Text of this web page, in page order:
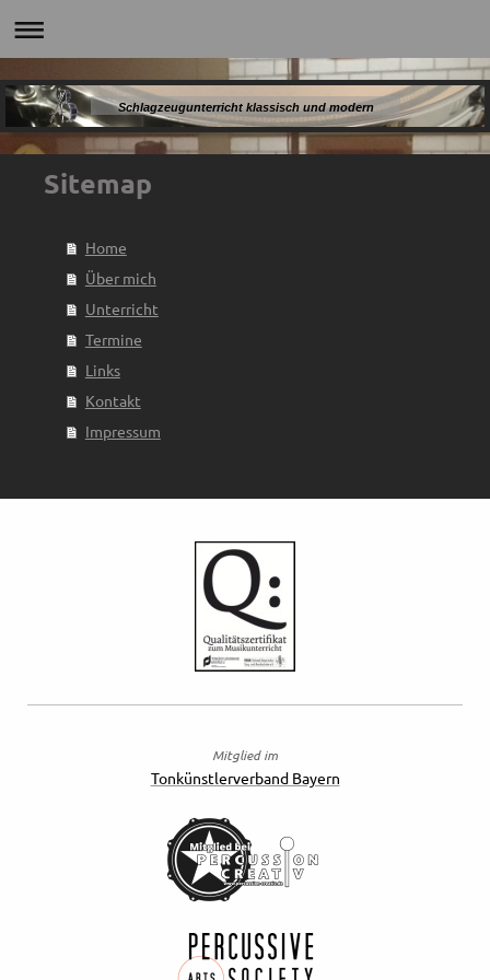
Schlagzeugunterricht klassisch und modern
Sitemap
Home
Über mich
Unterricht
Termine
Links
Kontakt
Impressum
Mitglied im
Tonkünstlerverband Bayern